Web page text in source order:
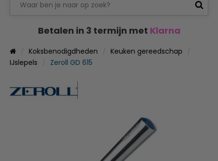
Betalen in 3 termijn met Klarna
Koksbenodigdheden
Keuken gereedschap
IJslepels
Zeroll GD 615